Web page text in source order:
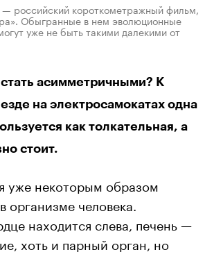
российский короткометражный фильм,
Обыгранные в нем эволюционные
уже не быть такими далекими от
асимметричными? К
на электросамокатах одна
как толкательная, а
стоит.
уже некоторым образом
организме человека.
находится слева, печень —
хоть и парный орган, но